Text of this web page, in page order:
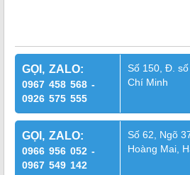
GỌI, ZALO:
0967 458 568 -
0926 575 555
Số 150, Đ.
Chí Minh
GỌI, ZALO:
0966 956 052 -
0967 549 142
Số 62, Ngõ
Hoàng Mai,